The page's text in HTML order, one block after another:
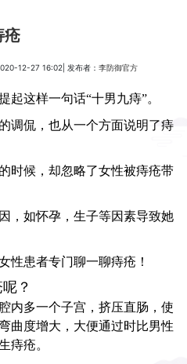
12-27 16:02| 发布者： 李防御官方
起这样一句话“十男九痔”。
调侃，也从一个方面说明了痔
时候，却忽略了女性被痔疮带
，如怀孕，生子等因素导致她
性患者专门聊一聊痔疮！
？
内多一个子宫，挤压直肠，使
曲度增大，大便通过时比男性
痔疮。